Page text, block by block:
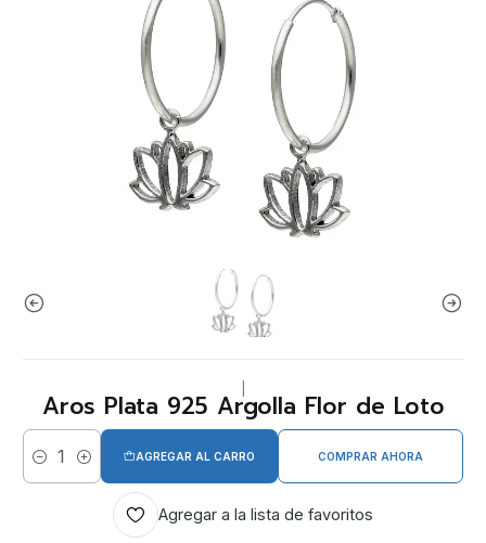
Aros Plata 925 Argolla Flor de Loto
Cantidad
AGREGAR AL CARRO COMPRAR AHORA
Agregar a la lista de favoritos